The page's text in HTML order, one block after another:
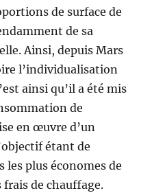
de surface de
de sa
Ainsi, depuis Mars
l’individualisation
ainsi qu’il a été mis
de
en œuvre d’un
étant de
plus économes de
de chauffage.